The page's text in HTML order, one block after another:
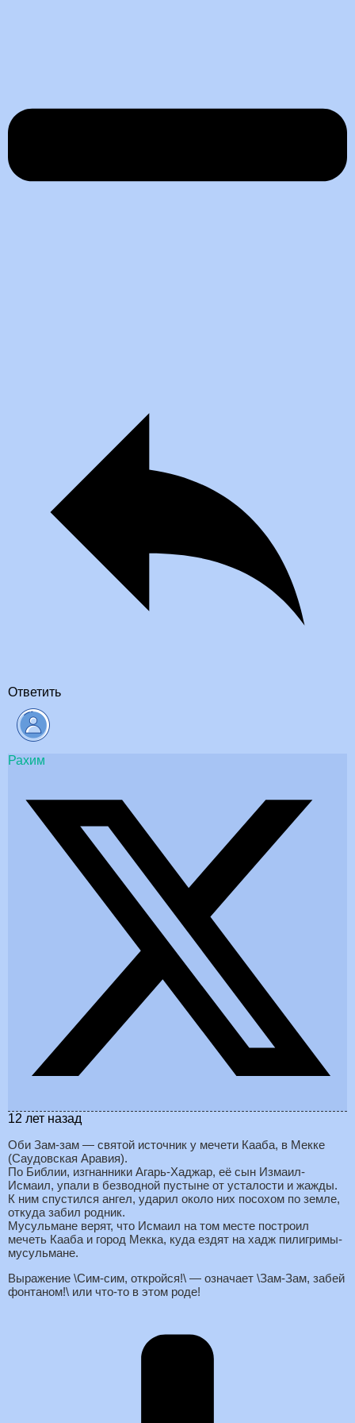
Ответить
Рахим
12 лет назад
Оби Зам-зам — святой источник у мечети Кааба, в Мекке
(Саудовская Аравия).
По Библии, изгнанники Агарь-Хаджар, её сын Измаил-
Исмаил, упали в безводной пустыне от усталости и жажды.
К ним спустился ангел, ударил около них посохом по земле,
откуда забил родник.
Мусульмане верят, что Исмаил на том месте построил
мечеть Кааба и город Мекка, куда ездят на хадж пилигримы-
мусульмане.
Выражение \Сим-сим, откройся!\ — означает \Зам-Зам, забей
фонтаном!\ или что-то в этом роде!